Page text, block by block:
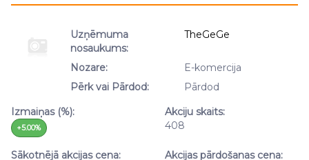
traffic data, display customized page content and
Uzņēmuma
nosaukums:
TheGeGe
Nozare:
E-komercija
Pērk vai Pārdod:
Pārdod
Izmaiņas (%):
+5.00%
Akciju skaits:
408
Sākotnējā akcijas cena:
Akcijas pārdošanas cena: